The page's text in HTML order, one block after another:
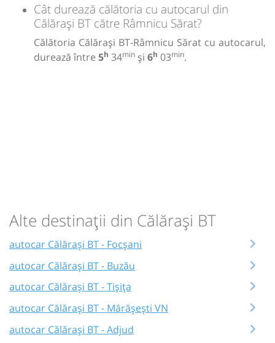
Cât durează călătoria cu autocarul din
Călărași BT către Râmnicu Sărat?
Călătoria Călărași BT-Râmnicu Sărat cu autocarul,
durează între 5h 34min și 6h 03min.
Alte destinații din Călărași BT
autocar Călărași BT - Focșani
autocar Călărași BT - Buzău
autocar Călărași BT - Tișița
autocar Călărași BT - Mărășești VN
autocar Călărași BT - Adjud